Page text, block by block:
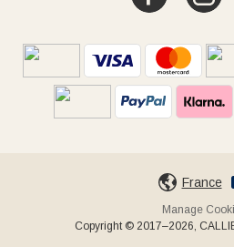
France
Manage
Copyright © 2017–2026,